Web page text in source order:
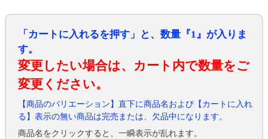
「カートに入れるを押す」と、数量『1』が入りま
す。
変更したい場合は、カート内で数量をご
変更ください。
【商品のバリエーション】直下に商品名および【カートに入れ
る】表示の無い商品は完売または、欠品中になります。
商品名をクリックすると、一瞬表示が乱れます。